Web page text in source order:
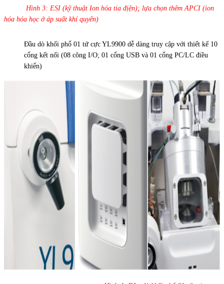
Hình 3: ESI (kỹ thuật Ion hóa tia địện); lựa chọn thêm APCI (ion
hóa hóa học ở áp suất khí quyển)
Đầu dò khối phổ 01 tứ cực YL9900 dễ dàng truy cập với thiết kế 10
cổng kết nối (08 công I/O; 01 cổng USB và 01 cổng PC/LC điều
khiển)